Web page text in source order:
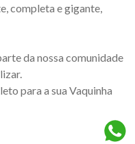
completa e gigante,
da nossa comunidade
para a sua Vaquinha